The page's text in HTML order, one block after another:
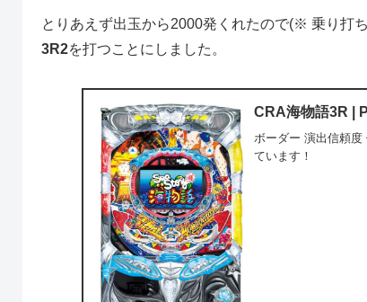
とりあえず出玉から2000発くれたので(※ 乗り打
3R2を打つことにしました。
CRA海物語3R |
ボーダー 演出信頼
ています！